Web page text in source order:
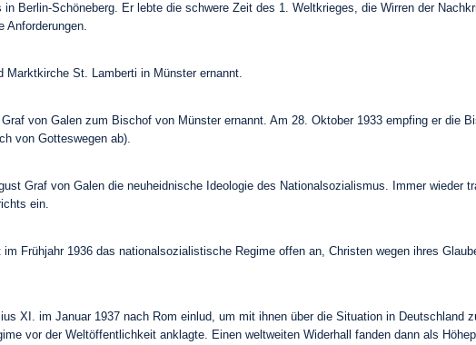
Berlin-Schöneberg. Er lebte die schwere Zeit des 1. Weltkrieges, die Wirren der
Anforderungen.
Marktkirche St. Lamberti in Münster ernannt.
von Galen zum Bischof von Münster ernannt. Am 28. Oktober 1933 empfing er die
von Gotteswegen ab).
Graf von Galen die neuheidnische Ideologie des Nationalsozialismus. Immer wieder
ein.
Frühjahr 1936 das nationalsozialistische Regime offen an, Christen wegen ihres
XI. im Januar 1937 nach Rom einlud, um mit ihnen über die Situation in Deutschland
vor der Weltöffentlichkeit anklagte. Einen weltweiten Widerhall fanden dann als